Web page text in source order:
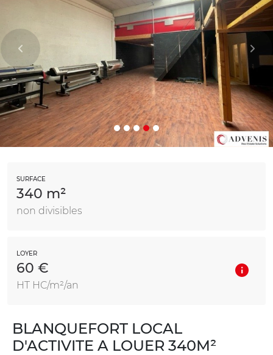
SURFACE
340 m²
non divisibles
LOYER
60 €
HT HC/m²/an
BLANQUEFORT LOCAL
D'ACTIVITE A LOUER 340M²